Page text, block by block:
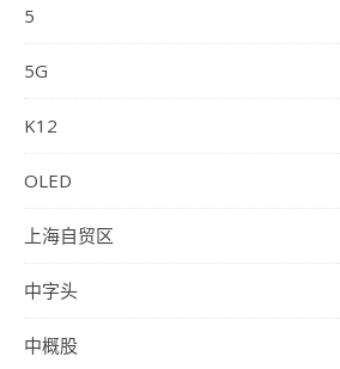
5
5G
K12
OLED
上海自贸区
中字头
中概股